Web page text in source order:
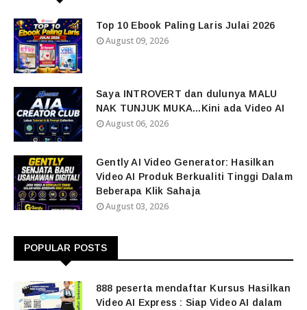
Top 10 Ebook Paling Laris Julai 2026
August 09, 2026
Saya INTROVERT dan dulunya MALU
NAK TUNJUK MUKA...Kini ada Video AI
August 06, 2026
Gently AI Video Generator: Hasilkan
Video AI Produk Berkualiti Tinggi Dalam
Beberapa Klik Sahaja
August 03, 2026
POPULAR POSTS
888 peserta mendaftar Kursus Hasilkan
Video AI Express : Siap Video AI dalam